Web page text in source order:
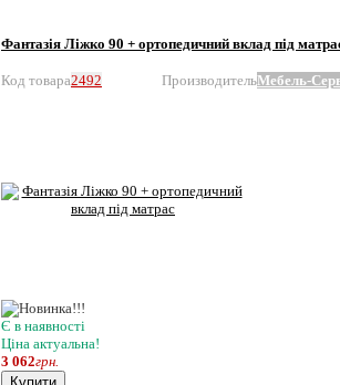
Фантазія Ліжко 90 + ортопедичний вклад під
Код товара2492 ПроизводительМебель-
Є в наявності
Ціна актуальна!
3 062грн.